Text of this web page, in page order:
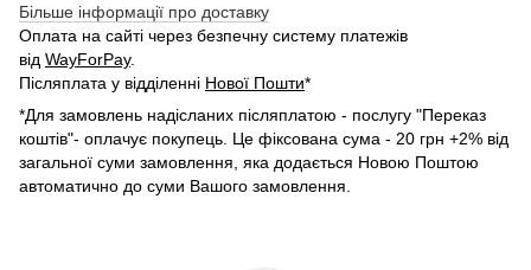
Більше інформації про доставку
Оплата на сайті через безпечну систему платежів
від WayForPay.
Післяплата у відділенні Нової Пошти*
*Для замовлень надісланих післяплатою - послугу "Переказ
коштів"- оплачує покупець. Це фіксована сума - 20 грн +2% від
загальної суми замовлення, яка додається Новою Поштою
автоматично до суми Вашого замовлення.